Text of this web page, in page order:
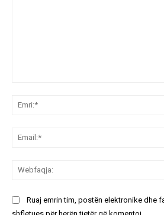
Ruaj emrin tim, postën elektronike dhe